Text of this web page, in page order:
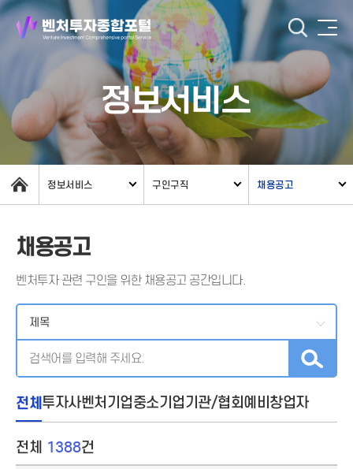
정보서비스
정보서비스 구인구직 채용공고
채용공고
벤처투자 관련 구인을 위한 채용공고 공간입니다.
전체투자사벤처기업중소기업기관/협회예비창업자
전체 1388건